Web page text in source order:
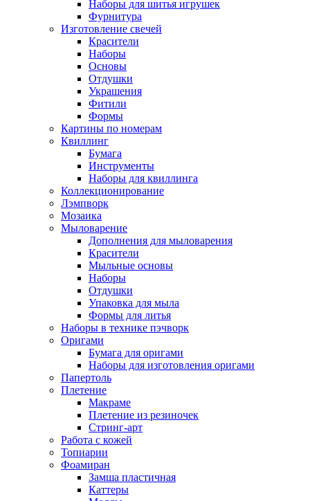
Наборы для шитья игрушек
Фурнитура
Изготовление свечей
Красители
Наборы
Основы
Отдушки
Украшения
Фитили
Формы
Картины по номерам
Квиллинг
Бумага
Инструменты
Наборы для квиллинга
Коллекционирование
Лэмпворк
Мозаика
Мыловарение
Дополнения для мыловарения
Красители
Мыльные основы
Наборы
Отдушки
Упаковка для мыла
Формы для литья
Наборы в технике пэчворк
Оригами
Бумага для оригами
Наборы для изготовления оригами
Папертоль
Плетение
Макраме
Плетение из резиночек
Стринг-арт
Работа с кожей
Топиарии
Фоамиран
Замша пластичная
Каттеры